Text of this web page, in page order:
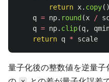
return x. copy()
q = np. round (x /
q = np. clip(q,
return q * scale
量子化後の整数値を逆量子